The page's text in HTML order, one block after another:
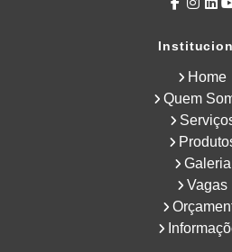
Home
Quem
Galeria
Vagas